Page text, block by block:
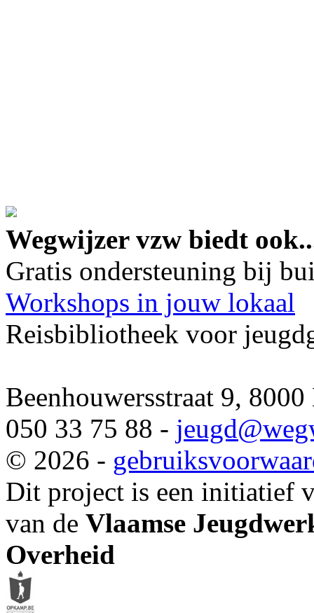
Wegwijzer vzw biedt
Gratis ondersteuning bij
Workshops in jouw lokaal
Reisbibliotheek voor
Beenhouwersstraat 9,
050 33 75 88 - jeugd
© 2026 -
Dit project is een initiatief
van de Vlaamse
Overheid